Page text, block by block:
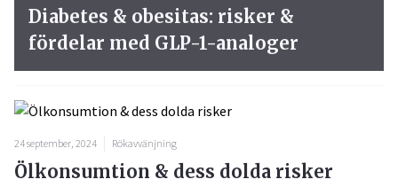
Diabetes & obesitas: risker &
fördelar med GLP-1-analoger
24 september, 2024 Rökavvänjning
Ölkonsumtion & dess dolda risker